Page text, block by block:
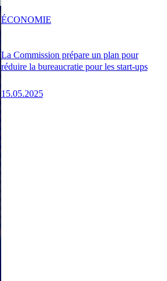
La Commission prépare un plan pour
réduire la bureaucratie pour les start-ups
15.05.2025
ÉCONOMIE